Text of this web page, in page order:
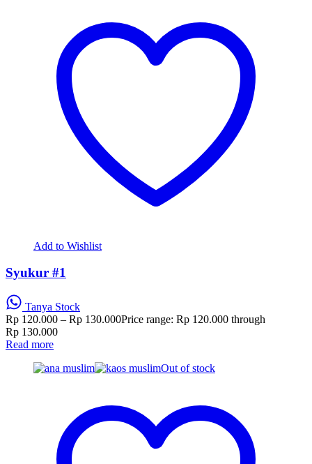
Add to Wishlist
Syukur #1
Tanya Stock
Rp 120.000 – Rp 130.000Price range: Rp 120.000 through
Rp 130.000
Read more
Out of stock